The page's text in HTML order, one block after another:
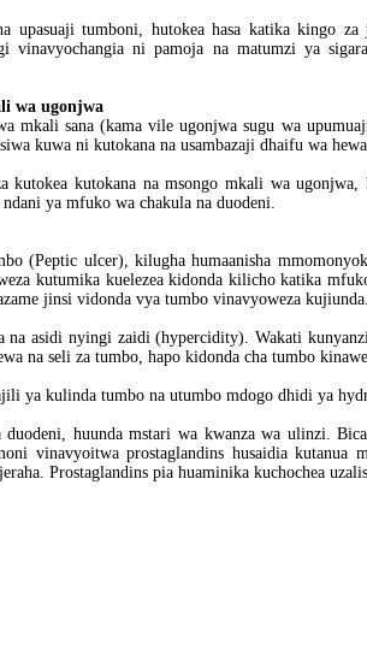
upasuaji tumboni, hutokea hasa katika kingo
ni pamoja na matumzi ya
wa ugonjwa
mkali sana (kama vile ugonjwa sugu wa
kuwa ni kutokana na usambazaji dhaifu wa
kutokea kutokana na msongo mkali wa
ya mfuko wa chakula na duodeni.
(Peptic ulcer), kilugha humaanisha
kutumika kuelezea kidonda kilicho katika
jinsi vidonda vya tumbo vinavyoweza kujiunda.
na asidi nyingi zaidi (hypercidity). Wakati
na seli za tumbo, hapo kidonda cha tumbo
ya kulinda tumbo na utumbo mdogo dhidi ya
huunda mstari wa kwanza wa ulinzi.
vinavyoitwa prostaglandins husaidia kutanua
Prostaglandins pia huaminika kuchochea